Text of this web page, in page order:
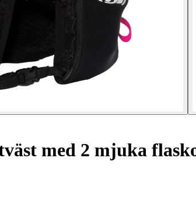
med 2 mjuka